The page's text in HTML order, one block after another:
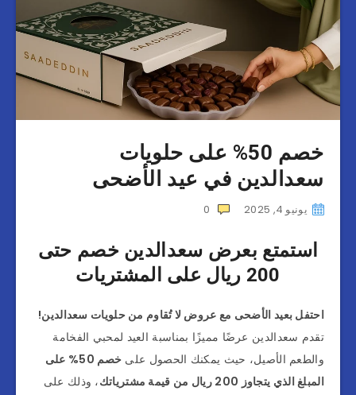
خصم 50% على حلويات
سعدالدين في عيد الأضحى
يونيو 4, 2025 0
استمتع بعرض سعدالدين خصم حتى
200 ريال على المشتريات
احتفل بعيد الأضحى مع عروض لا تُقاوم من حلويات سعدالدين!
تقدم سعدالدين عرضًا مميزًا بمناسبة العيد لمحبي الفخامة
والطعم الأصيل، حيث يمكنك الحصول على
خصم 50% على
المبلغ الذي يتجاوز 200 ريال من قيمة مشترياتك
، وذلك على